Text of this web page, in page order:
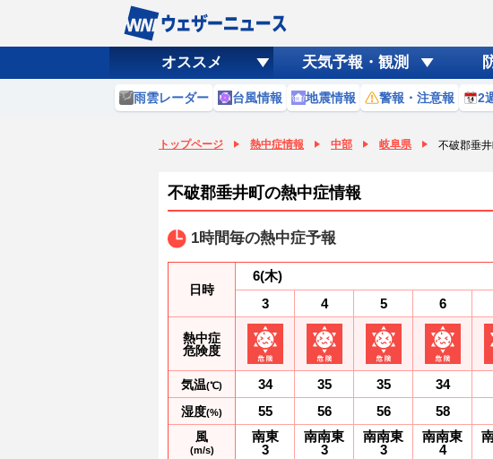
オススメ 天気予報・観測
雨雲レーダー 台風情報 地震情報 警報・注意報 2
トップページ 熱中症情報 中部 岐阜県 不破郡垂
不破郡垂井町の熱中症情報
1時間毎の熱中症予報
日時
熱中症
危険度
気温(℃)
湿度(%)
風
(m/s)
6(木)
3
34
55
南東
3
4
35
56
南南東
3
5
35
56
南南東
3
6
34
58
南南東
4